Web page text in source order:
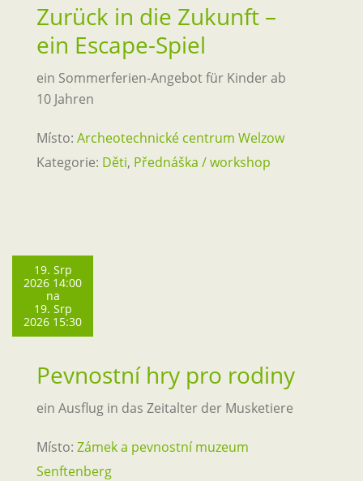
Zurück in die Zukunft –
ein Escape-Spiel
ein Sommerferien-Angebot für Kinder ab
10 Jahren
Místo: Archeotechnické centrum Welzow
Kategorie: Děti, Přednáška / workshop
19. Srp
2026 14:00
na
19. Srp
2026 15:30
Pevnostní hry pro rodiny
ein Ausflug in das Zeitalter der Musketiere
Místo: Zámek a pevnostní muzeum
Senftenberg